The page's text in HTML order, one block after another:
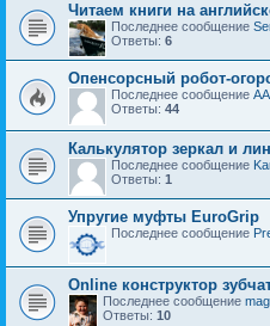
Читаем книги на
Последнее сообщение
Ответы: 6
Опенсорсный робот-
Последнее сообщение
Ответы: 44
Калькулятор зеркал и
Последнее сообщение
Ответы: 1
Упругие муфты EuroGrip
Последнее сообщение
Online конструктор
Последнее сообщение
Ответы: 10